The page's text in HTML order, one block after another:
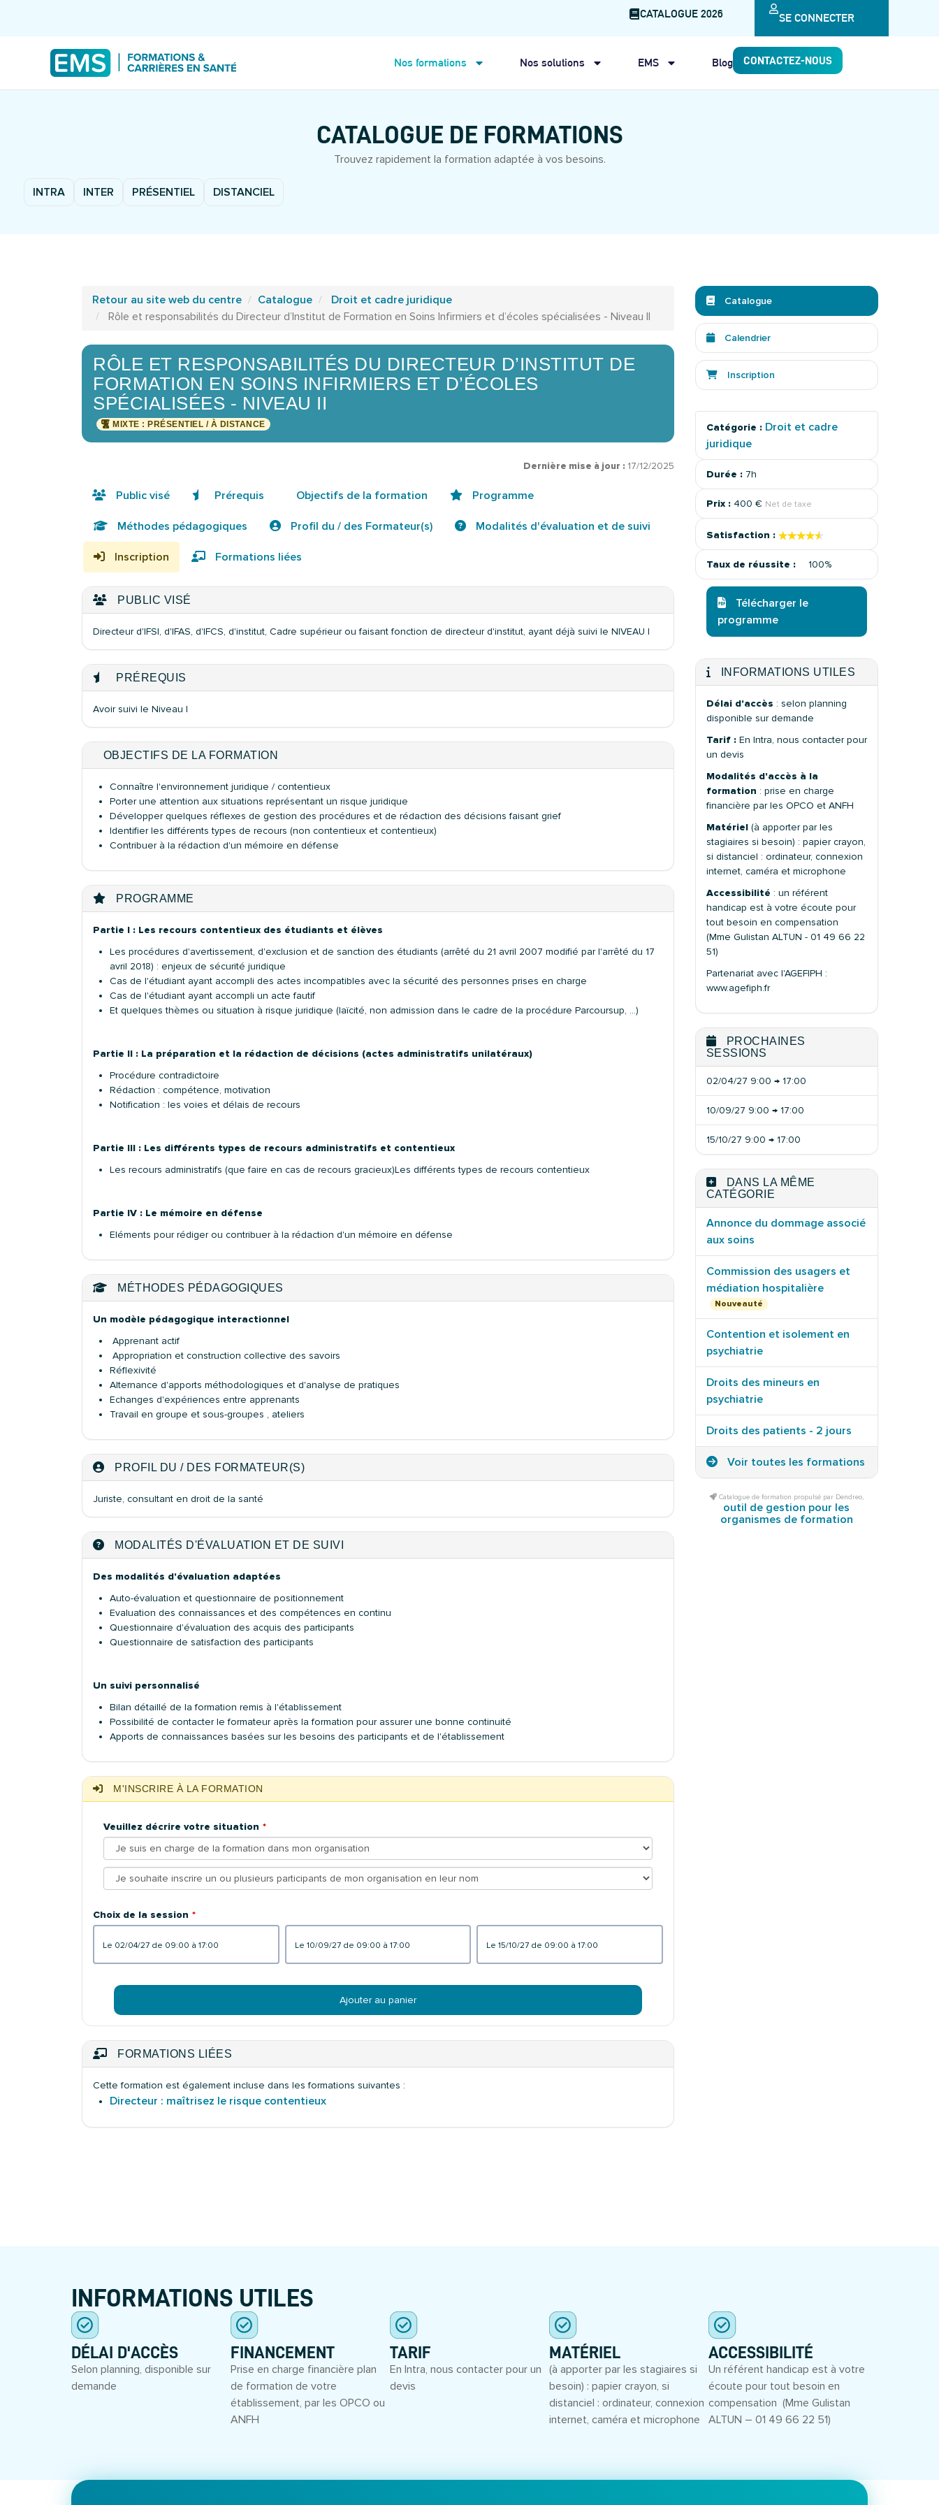
CATALOGUE 2026 SE CONNECTER
Nos formations Nos solutions EMS Blog CONTACTEZ-NOUS
CATALOGUE DE FORMATIONS
Trouvez rapidement la formation adaptée à vos besoins.
INTRA INTER PRÉSENTIEL DISTANCIEL
Retour au site web du centre Catalogue
Droit et cadre juridique
Rôle et responsabilités du Directeur d’Institut de Formation en Soins Infirmiers et d’écoles spécialisées - Niveau II
RÔLE ET RESPONSABILITÉS DU DIRECTEUR D’INSTITUT DE
FORMATION EN SOINS INFIRMIERS ET D’ÉCOLES
SPÉCIALISÉES - NIVEAU II
MIXTE : PRÉSENTIEL / À DISTANCE
Dernière mise à jour : 17/12/2025
Public visé Prérequis Objectifs de la formation Programme
Méthodes pédagogiques Profil du / des Formateur(s) Modalités d'évaluation et de suivi
Inscription Formations liées
PUBLIC VISÉ
Directeur d'IFSI, d'IFAS, d'IFCS, d'institut, Cadre supérieur ou faisant fonction de directeur d'institut, ayant déjà suivi le NIVEAU I
PRÉREQUIS
Avoir suivi le Niveau I
OBJECTIFS DE LA FORMATION
Connaître l'environnement juridique / contentieux
Porter une attention aux situations représentant un risque juridique
Développer quelques réflexes de gestion des procédures et de rédaction des décisions faisant grief
Identifier les différents types de recours (non contentieux et contentieux)
Contribuer à la rédaction d'un mémoire en défense
PROGRAMME
Partie I : Les recours contentieux des étudiants et élèves
Les procédures d'avertissement, d'exclusion et de sanction des étudiants (arrêté du 21 avril 2007 modifié par l'arrêté du 17
avril 2018) : enjeux de sécurité juridique
Cas de l'étudiant ayant accompli des actes incompatibles avec la sécurité des personnes prises en charge
Cas de l'étudiant ayant accompli un acte fautif
Et quelques thèmes ou situation à risque juridique (laïcité, non admission dans le cadre de la procédure Parcoursup, …)
Partie II : La préparation et la rédaction de décisions (actes administratifs unilatéraux)
Procédure contradictoire
Rédaction : compétence, motivation
Notification : les voies et délais de recours
Partie III : Les différents types de recours administratifs et contentieux
Les recours administratifs (que faire en cas de recours gracieux)Les différents types de recours contentieux
Partie IV : Le mémoire en défense
Eléments pour rédiger ou contribuer à la rédaction d'un mémoire en défense
MÉTHODES PÉDAGOGIQUES
Un modèle pédagogique interactionnel
Apprenant actif
Appropriation et construction collective des savoirs
Réflexivité
Alternance d'apports méthodologiques et d'analyse de pratiques
Echanges d'expériences entre apprenants
Travail en groupe et sous-groupes , ateliers
PROFIL DU / DES FORMATEUR(S)
Juriste, consultant en droit de la santé
MODALITÉS D'ÉVALUATION ET DE SUIVI
Des modalités d'évaluation adaptées
Auto-évaluation et questionnaire de positionnement
Evaluation des connaissances et des compétences en continu
Questionnaire d'évaluation des acquis des participants
Questionnaire de satisfaction des participants
Un suivi personnalisé
Bilan détaillé de la formation remis à l'établissement
Possibilité de contacter le formateur après la formation pour assurer une bonne continuité
Apports de connaissances basées sur les besoins des participants et de l'établissement
M'INSCRIRE À LA FORMATION
Veuillez décrire votre situation
Choix de la session
le 02/04/27 de 09:00 à 17:00 le 10/09/27 de 09:00 à 17:00 le 15/10/27 de 09:00 à 17:00
Ajouter au panier
FORMATIONS LIÉES
Cette formation est également incluse dans les formations suivantes :
Directeur : maîtrisez le risque contentieux
Catalogue
Calendrier
Inscription
Catégorie : Droit et cadre
juridique
Durée :7h
Prix : 400 € Net de taxe
Satisfaction : ★★★★★
★★★★★
Taux de réussite : 100%
Télécharger le
programme
INFORMATIONS UTILES
Délai d'accès : selon planning
disponible sur demande
Tarif : En Intra, nous contacter pour
un devis
Modalités d'accès à la
formation : prise en charge
financière par les OPCO et ANFH
Matériel (à apporter par les
stagiaires si besoin) : papier crayon,
si distanciel : ordinateur, connexion
internet, caméra et microphone
Accessibilité : un référent
handicap est à votre écoute pour
tout besoin en compensation
(Mme Gulistan ALTUN - 01 49 66 22
51)
Partenariat avec l'AGEFIPH :
www.agefiph.fr
PROCHAINES
SESSIONS
02/04/27 9:00 → 17:00
10/09/27 9:00 → 17:00
15/10/27 9:00 → 17:00
DANS LA MÊME
CATÉGORIE
Annonce du dommage associé
aux soins
Commission des usagers et
médiation hospitalière
Nouveauté
Contention et isolement en
psychiatrie
Droits des mineurs en
psychiatrie
Droits des patients - 2 jours
Voir toutes les formations
Catalogue de formation propulsé par Dendreo,
outil de gestion pour les
organismes de formation
INFORMATIONS UTILES
DÉLAI D'ACCÈS
Selon planning, disponible sur
demande
FINANCEMENT
Prise en charge financière plan
de formation de votre
établissement, par les OPCO ou
ANFH
TARIF
En Intra, nous contacter pour un
devis
MATÉRIEL
(à apporter par les stagiaires si
besoin) : papier crayon, si
distanciel : ordinateur, connexion
internet, caméra et microphone
ACCESSIBILITÉ
Un référent handicap est à votre
écoute pour tout besoin en
compensation (Mme Gulistan
ALTUN – 01 49 66 22 51)